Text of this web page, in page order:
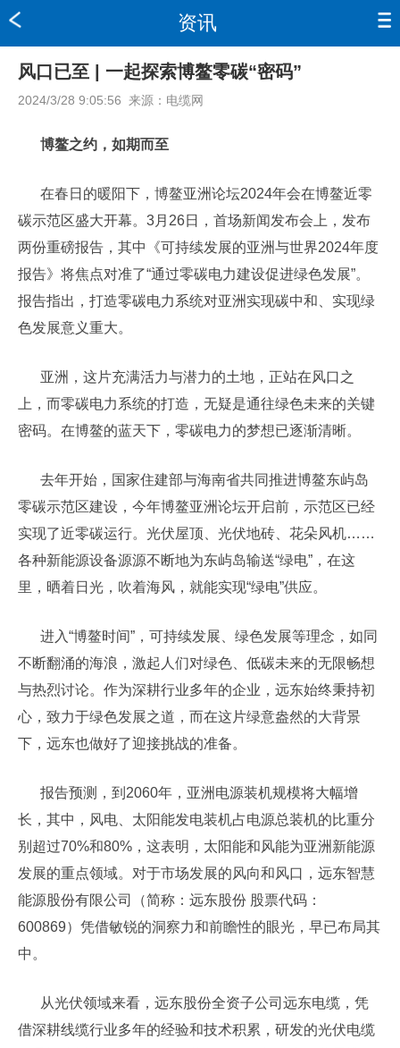
资讯
风口已至 | 一起探索博鳌零碳“密码”
2024/3/28 9:05:56 来源： 电缆网
博鳌之约，如期而至
在春日的暖阳下，博鳌亚洲论坛2024年会在博鳌近零
碳示范区盛大开幕。3月26日，首场新闻发布会上，发布
两份重磅报告，其中《可持续发展的亚洲与世界2024年度
报告》将焦点对准了“通过零碳电力建设促进绿色发展”。
报告指出，打造零碳电力系统对亚洲实现碳中和、实现绿
色发展意义重大。
亚洲，这片充满活力与潜力的土地，正站在风口之
上，而零碳电力系统的打造，无疑是通往绿色未来的关键
密码。在博鳌的蓝天下，零碳电力的梦想已逐渐清晰。
去年开始，国家住建部与海南省共同推进博鳌东屿岛
零碳示范区建设，今年博鳌亚洲论坛开启前，示范区已经
实现了近零碳运行。光伏屋顶、光伏地砖、花朵风机……
各种新能源设备源源不断地为东屿岛输送“绿电”，在这
里，晒着日光，吹着海风，就能实现“绿电”供应。
进入“博鳌时间”，可持续发展、绿色发展等理念，如同
不断翻涌的海浪，激起人们对绿色、低碳未来的无限畅想
与热烈讨论。作为深耕行业多年的企业，远东始终秉持初
心，致力于绿色发展之道，而在这片绿意盎然的大背景
下，远东也做好了迎接挑战的准备。
报告预测，到2060年，亚洲电源装机规模将大幅增
长，其中，风电、太阳能发电装机占电源总装机的比重分
别超过70%和80%，这表明，太阳能和风能为亚洲新能源
发展的重点领域。对于市场发展的风向和风口，远东智慧
能源股份有限公司（简称：远东股份 股票代码：
600869）凭借敏锐的洞察力和前瞻性的眼光，早已布局其
中。
从光伏领域来看，远东股份全资子公司远东电缆，凭
借深耕线缆行业多年的经验和技术积累，研发的光伏电缆